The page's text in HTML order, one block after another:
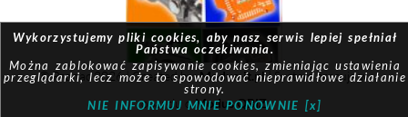
© Pronac 2026 | Created by:Modus-it.pl| System pracuje w
oparciu oModus QBIZ
Wykorzystujemy pliki cookies, aby nasz serwis lepiej spełniał
Państwa oczekiwania.
Można zablokować zapisywanie cookies, zmieniając ustawienia
przeglądarki, lecz może to spowodować nieprawidłowe działanie
strony.
NIE INFORMUJ MNIE PONOWNIE [x]